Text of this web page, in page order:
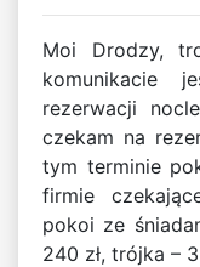
Moi Drodzy,
komunikacie
rezerwacji
czekam na
tym terminie
firmie
pokoi ze
240 zł, trójka –